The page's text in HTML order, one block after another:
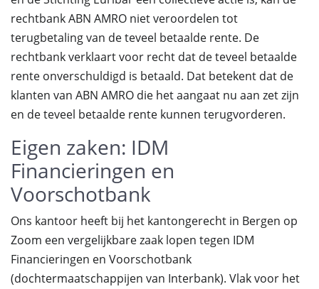
rechtbank ABN AMRO niet veroordelen tot
terugbetaling van de teveel betaalde rente. De
rechtbank verklaart voor recht dat de teveel betaalde
rente onverschuldigd is betaald. Dat betekent dat de
klanten van ABN AMRO die het aangaat nu aan zet zijn
en de teveel betaalde rente kunnen terugvorderen.
Eigen zaken: IDM
Financieringen en
Voorschotbank
Ons kantoor heeft bij het kantongerecht in Bergen op
Zoom een vergelijkbare zaak lopen tegen IDM
Financieringen en Voorschotbank
(dochtermaatschappijen van Interbank). Vlak voor het